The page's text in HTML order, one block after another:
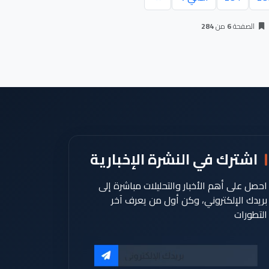
الصفحة6 من284
اشترك في النشرة الإخبارية
احصل على أهم الأخبار والتحليلات مباشرة إلى
بريدك الإلكتروني، وكن أول من يعرف آخر
التطورات